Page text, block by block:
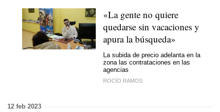
«La gente no quiere
quedarse sin vacaciones y
apura la búsqueda»
La subida de precio adelanta en la
zona las contrataciones en las
agencias
ROCÍO RAMOS
12 feb 2023